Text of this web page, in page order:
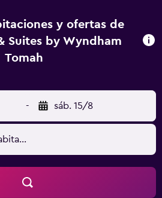
y ofertas de
Suites by Wyndham
Tomah
- sáb. 15/8